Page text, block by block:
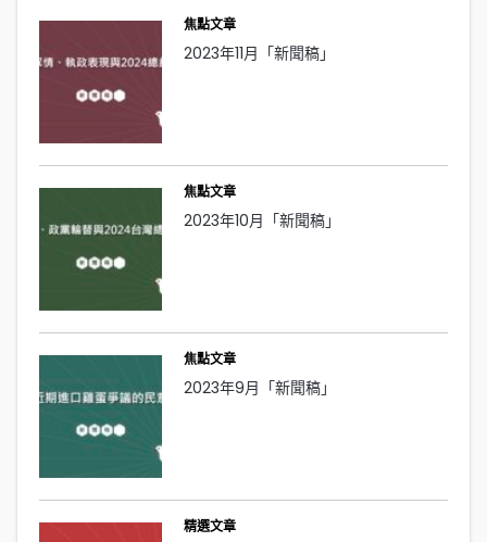
焦點文章
2023年11月「新聞稿」
焦點文章
2023年10月「新聞稿」
焦點文章
2023年9月「新聞稿」
精選文章